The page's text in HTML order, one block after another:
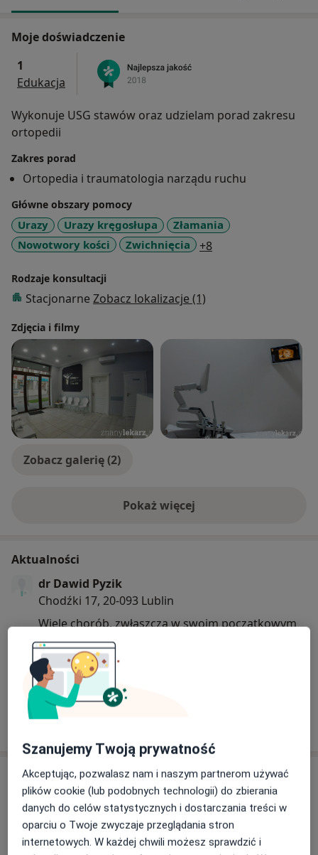
Moje doświadczenie
1
Edukacja
Wykonuje USG stawów oraz udzielam porad zakresu
ortopedii
Zakres porad
Ortopedia i traumatologia narządu ruchu
Główne obszary pomocy
Urazy Urazy kręgosłupa
Złamania
Nowotwory kości
Zwichnięcia +8
Rodzaje konsultacji
Stacjonarne Zobacz lokalizacje (1)
Zdjęcia i filmy
Zobacz galerię (2)
Pokaż więcejo doświadczeniu
Aktualności
dr Dawid Pyzik
Chodźki 17, 20-093 Lublin
Wiele chorób, zwłaszcza w swoim początkowym
stadium rozwoju, nie daje niepokojących
objawów. Dzięki właśnie badaniom
profilaktycznym można wykryć chorobę bardzo
wcześnie i uniknąć długotrwałego, a czasem
nieskutecznego leczenia, które jest konsekwencją
Dowiedz się więcej
Usługi i ceny
Konsultacja ortopedyczna
Od 200 zł Szczegóły Umów wizytę
Szanujemy Twoją prywatność
Akceptując, pozwalasz nam i naszym partnerom używać
plików cookie (lub podobnych technologii) do zbierania
danych do celów statystycznych i dostarczania treści w
oparciu o Twoje zwyczaje przeglądania stron
internetowych. W każdej chwili możesz sprawdzić i